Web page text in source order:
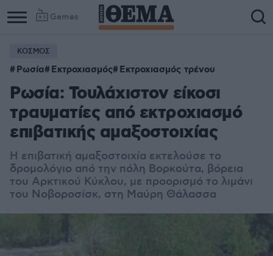
Games
ΚΟΣΜΟΣ
Ρωσία Εκτροχιασμός Εκτροχιασμός τρένου
Ρωσία: Τουλάχιστον είκοσι
τραυματίες από εκτροχιασμό
επιβατικής αμαξοστοιχίας
Η επιβατική αμαξοστοιχία εκτελούσε το
δρομολόγιο από την πόλη Βορκούτα, βόρεια
του Αρκτικού Κύκλου, με προορισμό το λιμάνι
του Νοβοροσίσκ, στη Μαύρη Θάλασσα